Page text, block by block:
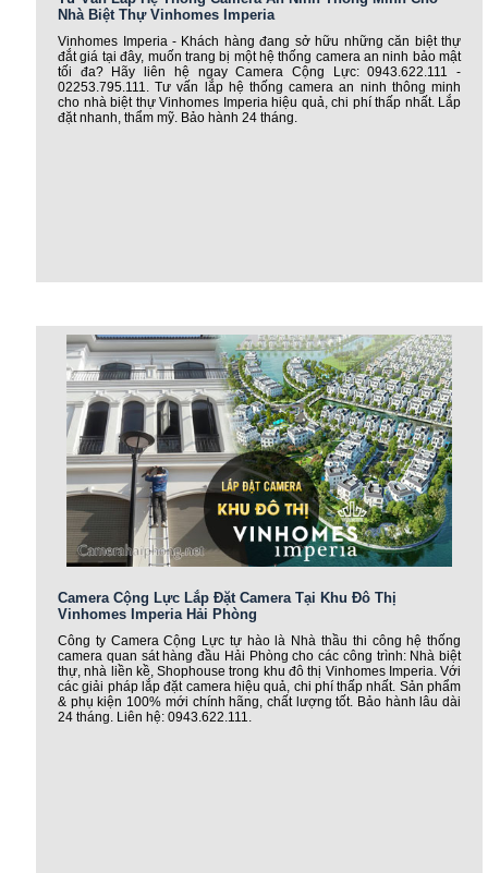
Nhà Biệt Thự Vinhomes Imperia
Vinhomes Imperia - Khách hàng đang sở hữu những căn biệt thự
đắt giá tại đây, muốn trang bị một hệ thống camera an ninh bảo mật
tối đa? Hãy liên hệ ngay Camera Cộng Lực: 0943.622.111 -
02253.795.111. Tư vấn lắp hệ thống camera an ninh thông minh
cho nhà biệt thự Vinhomes Imperia hiệu quả, chi phí thấp nhất. Lắp
đặt nhanh, thẩm mỹ. Bảo hành 24 tháng.
Camera Cộng Lực Lắp Đặt Camera Tại Khu Đô Thị
Vinhomes Imperia Hải Phòng
Công ty Camera Cộng Lực tự hào là Nhà thầu thi công hệ thống
camera quan sát hàng đầu Hải Phòng cho các công trình: Nhà biệt
thự, nhà liền kề, Shophouse trong khu đô thị Vinhomes Imperia. Với
các giải pháp lắp đặt camera hiệu quả, chi phí thấp nhất. Sản phẩm
& phụ kiện 100% mới chính hãng, chất lượng tốt. Bảo hành lâu dài
24 tháng. Liên hệ: 0943.622.111.